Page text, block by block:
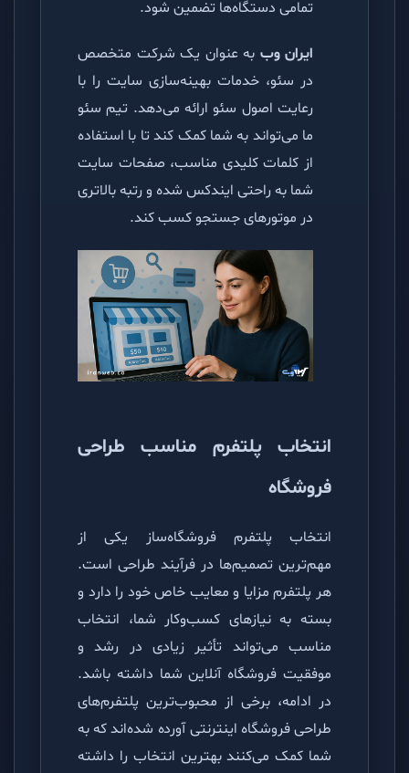
تمامی دستگاه‌ها تضمین شود.
ایران وب به عنوان یک شرکت متخصص
در سئو، خدمات بهینه‌سازی سایت را با
رعایت اصول سئو ارائه می‌دهد. تیم سئو
ما می‌تواند به شما کمک کند تا با استفاده
از کلمات کلیدی مناسب، صفحات سایت
شما به راحتی ایندکس شده و رتبه بالاتری
در موتورهای جستجو کسب کند.
انتخاب پلتفرم مناسب طراحی
فروشگاه
انتخاب پلتفرم فروشگاه‌ساز یکی از
مهم‌ترین تصمیم‌ها در فرآیند طراحی است.
هر پلتفرم مزایا و معایب خاص خود را دارد و
بسته به نیازهای کسب‌وکار شما، انتخاب
مناسب می‌تواند تأثیر زیادی در رشد و
موفقیت فروشگاه آنلاین شما داشته باشد.
در ادامه، برخی از محبوب‌ترین پلتفرم‌های
طراحی فروشگاه اینترنتی آورده شده‌اند که به
شما کمک می‌کنند بهترین انتخاب را داشته